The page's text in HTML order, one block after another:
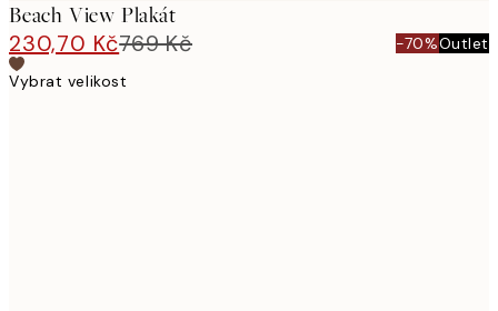
Beach View Plakát
230,70 Kč769 Kč -70%Outlet
Vybrat velikost